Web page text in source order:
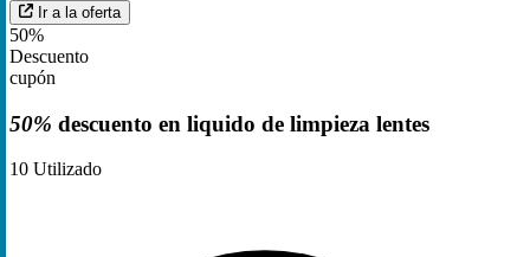
Ir a la oferta
50%
Descuento
cupón
50% descuento en liquido de limpieza lentes
10 Utilizado